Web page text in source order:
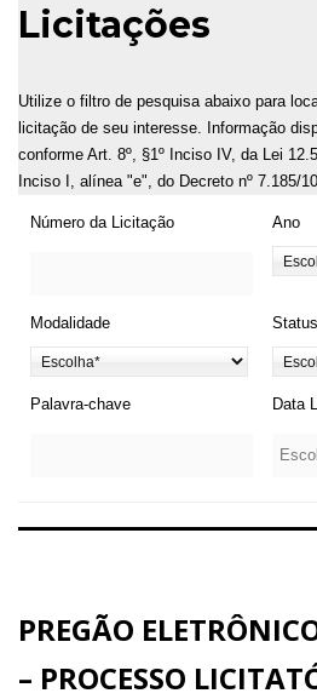
Licitações
Utilize o filtro de pesquisa abaixo para
licitação de seu interesse. Informação
conforme Art. 8º, §1º Inciso IV, da Lei
Inciso I, alínea "e", do Decreto nº 7.185/10.
Número da Licitação Ano
Modalidade Status
Palavra-chave Data
PREGÃO
– PROCESSO